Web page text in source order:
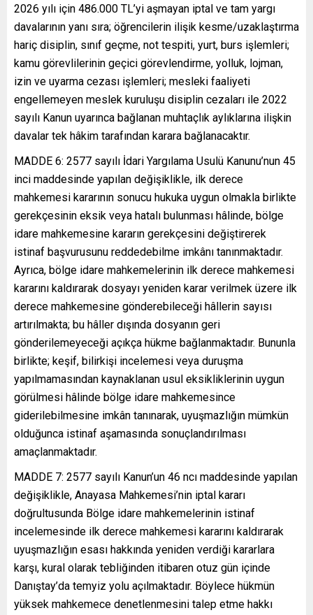
2026 yılı için 486.000 TL’yi aşmayan iptal ve tam yargı
davalarının yanı sıra; öğrencilerin ilişik kesme/uzaklaştırma
hariç disiplin, sınıf geçme, not tespiti, yurt, burs işlemleri;
kamu görevlilerinin geçici görevlendirme, yolluk, lojman,
izin ve uyarma cezası işlemleri; mesleki faaliyeti
engellemeyen meslek kuruluşu disiplin cezaları ile 2022
sayılı Kanun uyarınca bağlanan muhtaçlık aylıklarına ilişkin
davalar tek hâkim tarafından karara bağlanacaktır.
MADDE 6: 2577 sayılı İdari Yargılama Usulü Kanunu’nun 45
inci maddesinde yapılan değişiklikle, ilk derece
mahkemesi kararının sonucu hukuka uygun olmakla birlikte
gerekçesinin eksik veya hatalı bulunması hâlinde, bölge
idare mahkemesine kararın gerekçesini değiştirerek
istinaf başvurusunu reddedebilme imkânı tanınmaktadır.
Ayrıca, bölge idare mahkemelerinin ilk derece mahkemesi
kararını kaldırarak dosyayı yeniden karar verilmek üzere ilk
derece mahkemesine gönderebileceği hâllerin sayısı
artırılmakta; bu hâller dışında dosyanın geri
gönderilemeyeceği açıkça hükme bağlanmaktadır. Bununla
birlikte; keşif, bilirkişi incelemesi veya duruşma
yapılmamasından kaynaklanan usul eksikliklerinin uygun
görülmesi hâlinde bölge idare mahkemesince
giderilebilmesine imkân tanınarak, uyuşmazlığın mümkün
olduğunca istinaf aşamasında sonuçlandırılması
amaçlanmaktadır.
MADDE 7: 2577 sayılı Kanun’un 46 ncı maddesinde yapılan
değişiklikle, Anayasa Mahkemesi’nin iptal kararı
doğrultusunda Bölge idare mahkemelerinin istinaf
incelemesinde ilk derece mahkemesi kararını kaldırarak
uyuşmazlığın esası hakkında yeniden verdiği kararlara
karşı, kural olarak tebliğinden itibaren otuz gün içinde
Danıştay’da temyiz yolu açılmaktadır. Böylece hükmün
yüksek mahkemece denetlenmesini talep etme hakkı